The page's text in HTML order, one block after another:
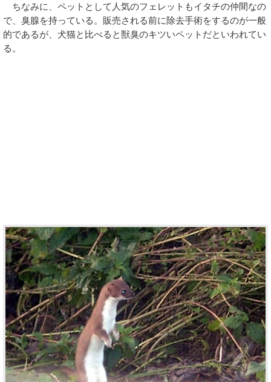
ちなみに、ペットとして人気のフェレットもイタチの仲間なの
で、臭腺を持っている。販売される前に除去手術をするのが一般
的であるが、犬猫と比べると獣臭のキツいペットだといわれてい
る。